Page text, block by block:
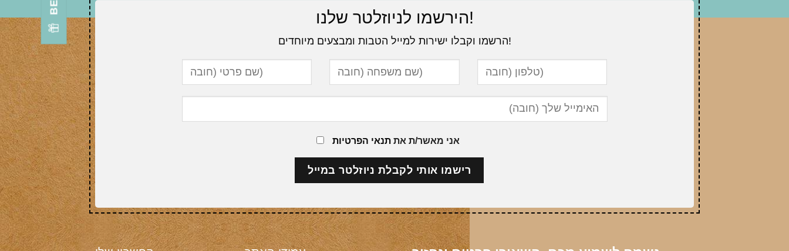
הירשמו לניוזלטר שלנו!
הרשמו וקבלו ישירות למייל הטבות ומבצעים מיוחדים!
אני מאשר/ת את תנאי הפרטיות